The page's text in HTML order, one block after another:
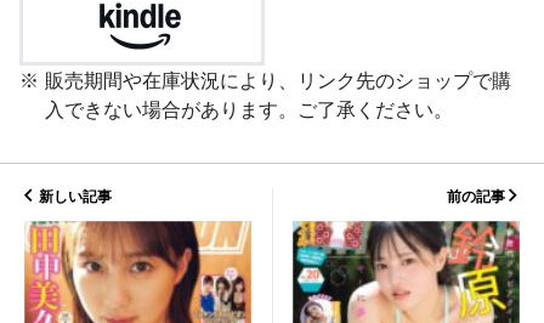
販売期間や在庫状況により、リンク先のショップで購
入できない場合があります。ご了承ください。
新しい記事 前の記事